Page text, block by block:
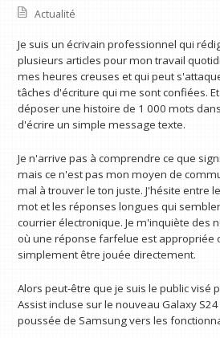
Actualité
Je suis un écrivain professionnel qui
plusieurs articles pour mon travail
mes heures creuses et qui peut
tâches d'écriture qui me sont confiées.
déposer une histoire de 1 000 mots
d'écrire un simple message texte.
Je n'arrive pas à comprendre ce que
mais ce n'est pas mon moyen de
mal à trouver le ton juste. J'hésite entre
mot et les réponses longues qui
courrier électronique. Je m'inquiète des
où une réponse farfelue est appropriée
simplement être jouée directement.
Alors peut-être que je suis le public visé
Assist incluse sur le nouveau Galaxy
poussée de Samsung vers les